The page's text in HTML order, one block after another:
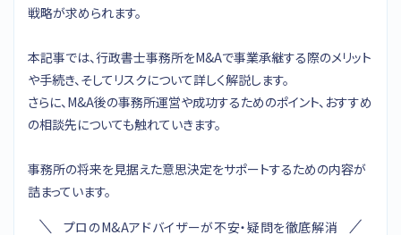
戦略が求められます。
本記事では、行政書士事務所をM&Aで事業承継する際のメリット
や手続き、そしてリスクについて詳しく解説します。
さらに、M&A後の事務所運営や成功するためのポイント、おすすめ
の相談先についても触れていきます。
事務所の将来を見据えた意思決定をサポートするための内容が
詰まっています。
プロのM&Aアドバイザーが不安・疑問を徹底解消